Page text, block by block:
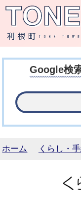
Google検
ホーム くらし・